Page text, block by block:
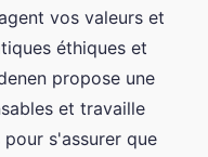
vos valeurs et
éthiques et
propose une
et travaille
s'assurer que